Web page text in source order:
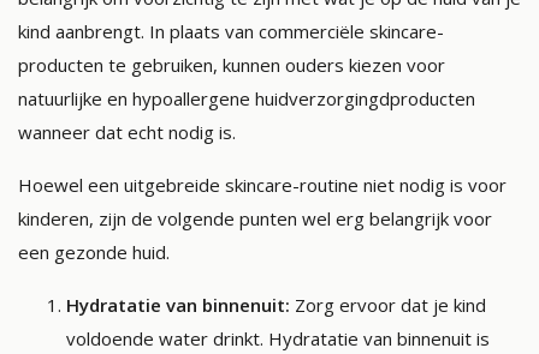
kind aanbrengt. In plaats van commerciële skincare-
producten te gebruiken, kunnen ouders kiezen voor
natuurlijke en hypoallergene huidverzorgingdproducten
wanneer dat echt nodig is.
Hoewel een uitgebreide skincare-routine niet nodig is voor
kinderen, zijn de volgende punten wel erg belangrijk voor
een gezonde huid.
Hydratatie van binnenuit: Zorg ervoor dat je kind
voldoende water drinkt. Hydratatie van binnenuit is